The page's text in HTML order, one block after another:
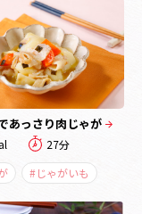
あっさり肉じゃが
27分
#じゃがいも